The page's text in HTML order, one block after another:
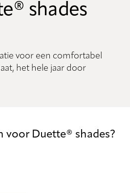
shades
voor een comfortabel
het hele jaar door
voor Duette® shades?